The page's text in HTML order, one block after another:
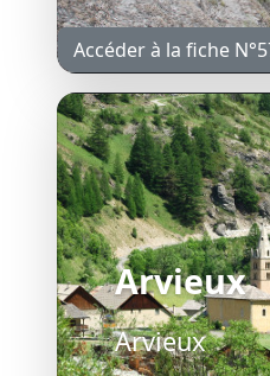
Accéder à la fiche
Arvieux
Arvieux